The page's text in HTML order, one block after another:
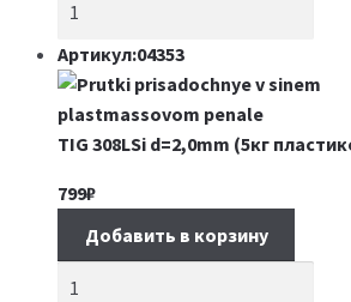
Артикул:04353
TIG 308LSi d=2,0mm (5кг
799₽
Добавить в корзину